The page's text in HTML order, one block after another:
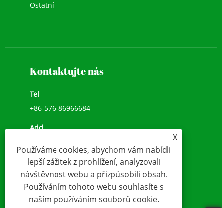
Ostatní
Kontaktujte nás
Tel
+86-576-86966684
Add
NO.1039, JIULONG AVENUE, CHENGXI STREET,
WENLING,ZHEJIANG, ČÍNA(317500)
E-mailem
sales@younio.com
X
Používáme cookies, abychom vám nabídli
lepší zážitek z prohlížení, analyzovali
návštěvnost webu a přizpůsobili obsah.
Používáním tohoto webu souhlasíte s
naším používáním souborů cookie.